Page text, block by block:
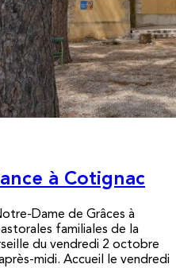
à Cotignac
Dame de Grâces à
familiales de la
du vendredi 2 octobre
midi. Accueil le vendredi